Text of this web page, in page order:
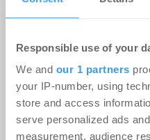
Responsible use of your
We and our 1 partners
your IP-number, using
store and access
serve personalized ads
measurement, audience